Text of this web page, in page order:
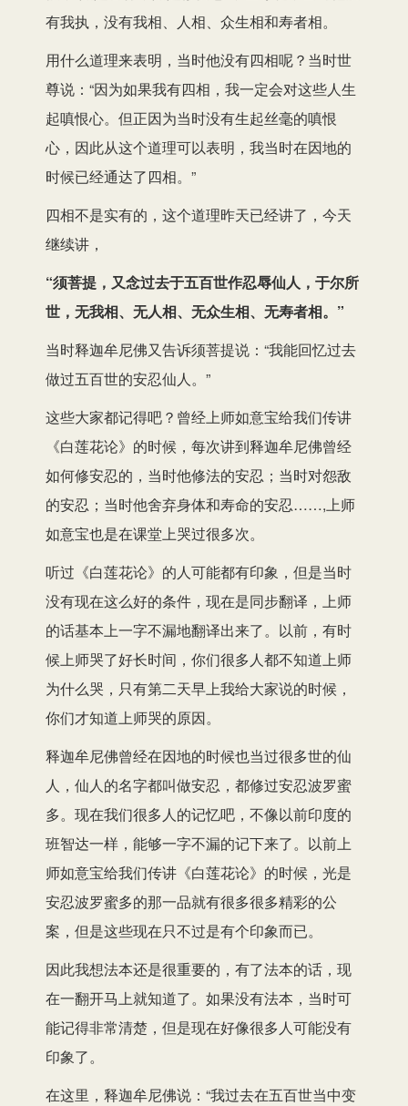
有我执，没有我相、人相、众生相和寿者相。
用什么道理来表明，当时他没有四相呢？当时世
尊说：“因为如果我有四相，我一定会对这些人生
起嗔恨心。但正因为当时没有生起丝毫的嗔恨
心，因此从这个道理可以表明，我当时在因地的
时候已经通达了四相。”
四相不是实有的，这个道理昨天已经讲了，今天
继续讲，
“须菩提，又念过去于五百世作忍辱仙人，于尔所
世，无我相、无人相、无众生相、无寿者相。”
当时释迦牟尼佛又告诉须菩提说：“我能回忆过去
做过五百世的安忍仙人。”
这些大家都记得吧？曾经上师如意宝给我们传讲
《白莲花论》的时候，每次讲到释迦牟尼佛曾经
如何修安忍的，当时他修法的安忍；当时对怨敌
的安忍；当时他舍弃身体和寿命的安忍……,上师
如意宝也是在课堂上哭过很多次。
听过《白莲花论》的人可能都有印象，但是当时
没有现在这么好的条件，现在是同步翻译，上师
的话基本上一字不漏地翻译出来了。以前，有时
候上师哭了好长时间，你们很多人都不知道上师
为什么哭，只有第二天早上我给大家说的时候，
你们才知道上师哭的原因。
释迦牟尼佛曾经在因地的时候也当过很多世的仙
人，仙人的名字都叫做安忍，都修过安忍波罗蜜
多。现在我们很多人的记忆吧，不像以前印度的
班智达一样，能够一字不漏的记下来了。以前上
师如意宝给我们传讲《白莲花论》的时候，光是
安忍波罗蜜多的那一品就有很多很多精彩的公
案，但是这些现在只不过是有个印象而已。
因此我想法本还是很重要的，有了法本的话，现
在一翻开马上就知道了。如果没有法本，当时可
能记得非常清楚，但是现在好像很多人可能没有
印象了。
在这里，释迦牟尼佛说：“我过去在五百世当中变